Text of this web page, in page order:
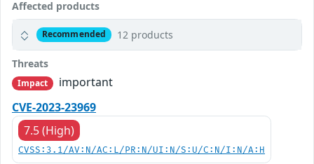
Affected products
Recommended 12 products
Threats
Impact
important
CVE-2023-23969
7.5 (High)
CVSS:3.1/AV:N/AC:L/PR:N/UI:N/S:U/C:N/I:N/A:H